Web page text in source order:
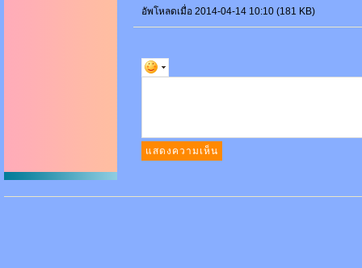
อัพโหลดเมื่อ 2014-04-14 10:10 (181 KB)